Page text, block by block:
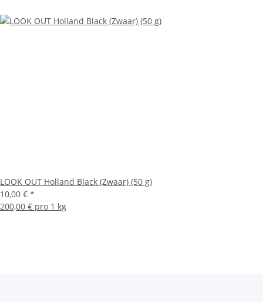
LOOK OUT Holland Black (Zwaar) (50 g)
10,00 € *
200,00 € pro 1 kg